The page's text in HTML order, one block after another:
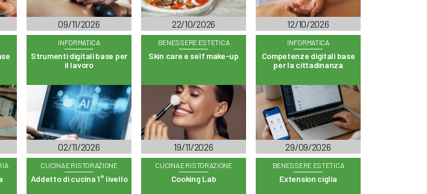
09/11/2026 22/10/2026 12/10/2026
INFORMATICA
Strumenti digitali base per
il lavoro
02/11/2026
BENESSERE ESTETICA
Skin care e self make-up
19/11/2026
INFORMATICA
Competenze digitali base
per la cittadinanza
29/09/2026
CUCINA E RISTORAZIONE
Addetto di cucina 1° livello
CUCINA E RISTORAZIONE
Cooking Lab
BENESSERE ESTETICA
Extension ciglia